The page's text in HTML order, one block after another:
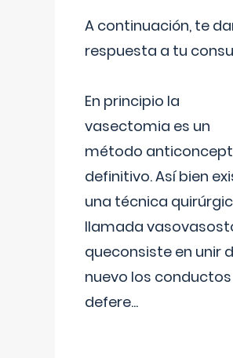
A continuación, te
respuesta a tu
En principio la
vasectomia es un
método
definitivo. Así bien
una técnica
llamada
queconsiste en unir
nuevo los conductos
defere...